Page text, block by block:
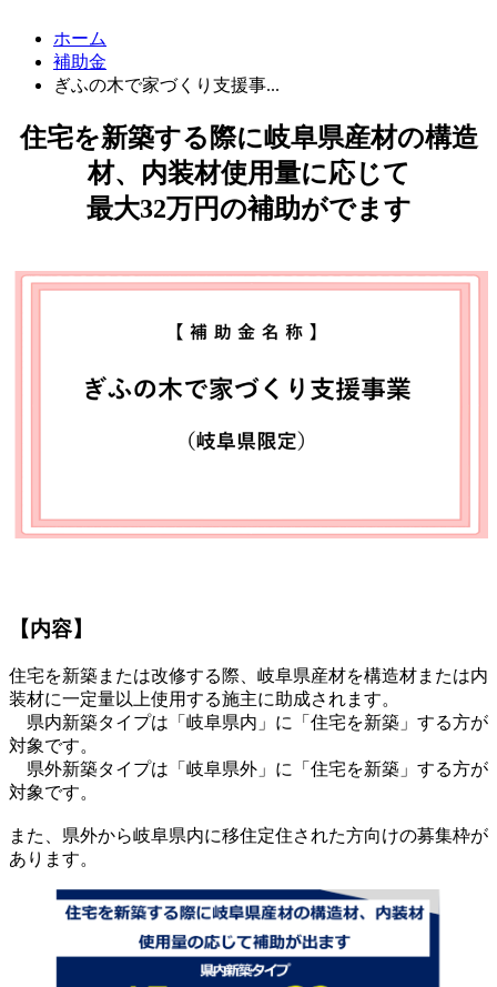
ホーム
補助金
ぎふの木で家づくり支援事...
住宅を新築する際に岐阜県産材の構造
材、内装材使用量に応じて
最大32万円の補助がでます
【内容】
住宅を新築または改修する際、岐阜県産材を構造材または内
装材に一定量以上使用する施主に助成されます。
県内新築タイプは「岐阜県内」に「住宅を新築」する方が
対象です。
県外新築タイプは「岐阜県外」に「住宅を新築」する方が
対象です。
また、県外から岐阜県内に移住定住された方向けの募集枠が
あります。